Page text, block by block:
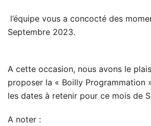
l’équipe vous a concocté des
Septembre 2023.
A cette occasion, nous avons le
proposer la « Boilly Programmation
les dates à retenir pour ce mois de
A noter :